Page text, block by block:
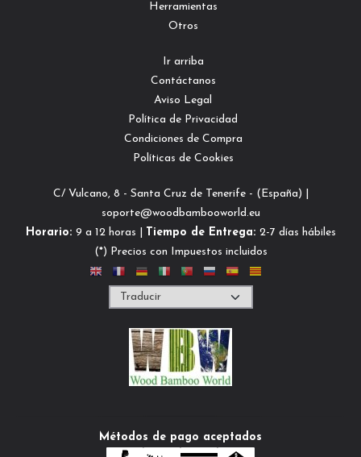
Herramientas
Otros
Ir arriba
Contáctanos
Aviso Legal
Política de Privacidad
Condiciones de Compra
Políticas de Cookies
C/ Vulcano, 8 - Santa Cruz de Tenerife - (España) |
soporte@woodbambooworld.eu
Horario: 9 a 12 horas | Tiempo de Entrega: 2-7 días hábiles
(*) Precios con Impuestos incluidos
Métodos de pago aceptados